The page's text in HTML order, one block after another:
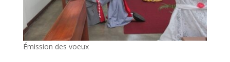
Émission des voeux